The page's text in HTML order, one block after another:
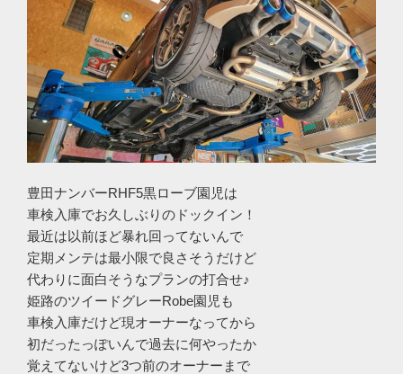
豊田ナンバーRHF5黒ローブ園児は
車検入庫でお久しぶりのドックイン！
最近は以前ほど暴れ回ってないんで
定期メンテは最小限で良さそうだけど
代わりに面白そうなプランの打合せ♪
姫路のツイードグレーRobe園児も
車検入庫だけど現オーナーなってから
初だったっぽいんで過去に何やったか
覚えてないけど3つ前のオーナーまで